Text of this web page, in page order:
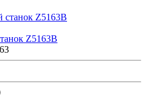
Z5163B
63